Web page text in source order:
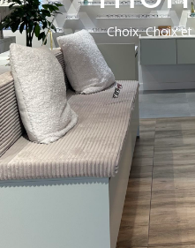
Choix, Choix